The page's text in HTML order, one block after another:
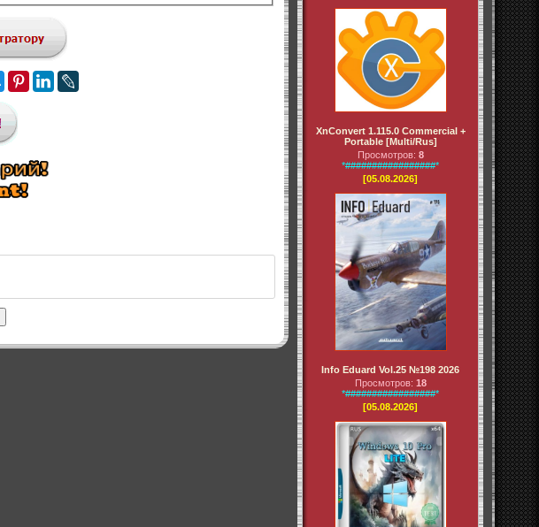
XnConvert 1.115.0 Commercial +
Portable [Multi/Rus]
Просмотров: 8
*#################*
[05.08.2026]
Info Eduard Vol.25 №198 2026
Просмотров: 18
*#################*
[05.08.2026]